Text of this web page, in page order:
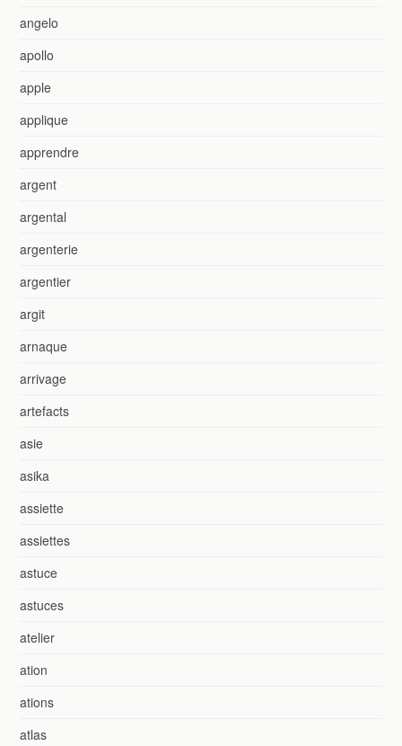
angelo
apollo
apple
applique
apprendre
argent
argental
argenterie
argentier
argit
arnaque
arrivage
artefacts
asie
asika
assiette
assiettes
astuce
astuces
atelier
ation
ations
atlas